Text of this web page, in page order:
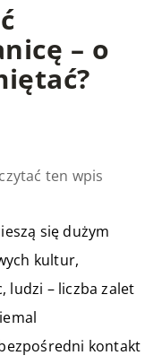
– o
ten wpis
się dużym
kultur,
ludzi – liczba zalet
kontakt